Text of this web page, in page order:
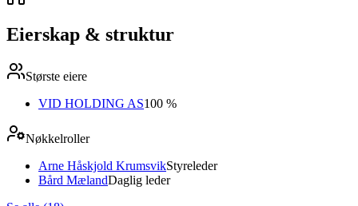
Eierskap & struktur
Største eiere
VID HOLDING AS100 %
Nøkkelroller
Arne Håskjold KrumsvikStyreleder
Bård MælandDaglig leder